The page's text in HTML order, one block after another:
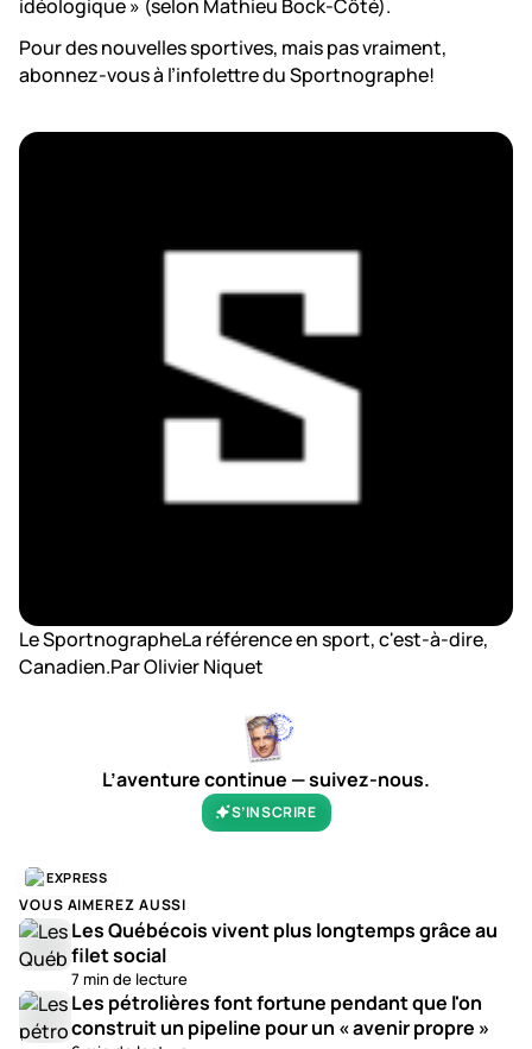
idéologique » (selon Mathieu Bock-Côté).
Pour des nouvelles sportives, mais pas vraiment,
abonnez-vous à l’infolettre du Sportnographe!
Le SportnographeLa référence en sport, c'est-à-dire,
Canadien.Par Olivier Niquet
L’aventure continue — suivez-nous.
S’INSCRIRE
EXPRESS
VOUS AIMEREZ AUSSI
Les Québécois vivent plus longtemps grâce au
filet social
7 min de lecture
Les pétrolières font fortune pendant que l'on
construit un pipeline pour un « avenir propre »